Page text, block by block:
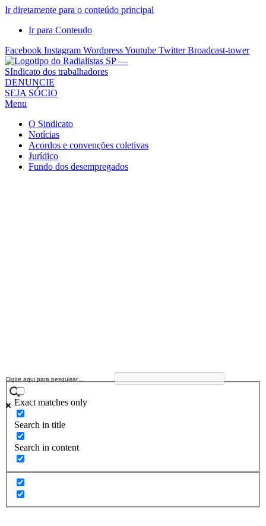
Ir diretamente para o conteúdo principal
Ir para Conteudo
Facebook Instagram WordpressYoutube Twitter Broadcast-tower
Sindicato
dos
Radialistas
São
Paulo
Sindicato
DENUNCIE
SEJA SÓCIO
Menu
O Sindicato
Notícias
Acordos e convenções coletivas
Jurídico
Fundo dos desempregados
Exact matches only
Search in title
Search in content